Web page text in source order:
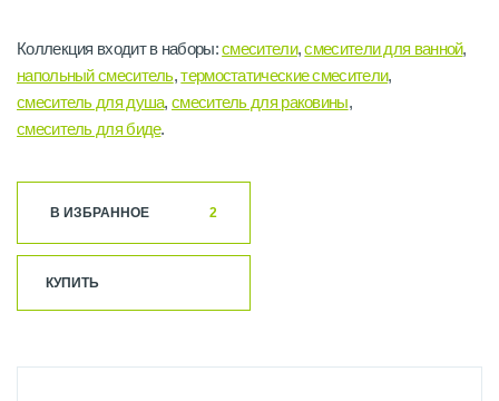
Коллекция входит в наборы:смесители,смесители для ванной,
напольный смеситель,термостатические смесители,
смеситель для душа,смеситель для раковины,
смеситель для биде.
В ИЗБРАННОЕ 2
КУПИТЬ